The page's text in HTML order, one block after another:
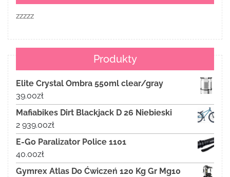
zzzzz
Produkty
Elite Crystal Ombra 550ml clear/gray
39.00zł
Mafiabikes Dirt Blackjack D 26 Niebieski
2 939.00zł
E-Go Paralizator Police 1101
40.00zł
Gymrex Atlas Do Ćwiczeń 120 Kg Gr Mg10